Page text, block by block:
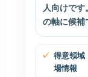
人向けで
の軸に候補
得意領域
場情報